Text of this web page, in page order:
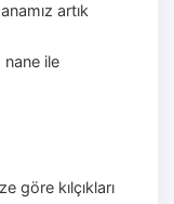
artık
ile
göre kılçıkları